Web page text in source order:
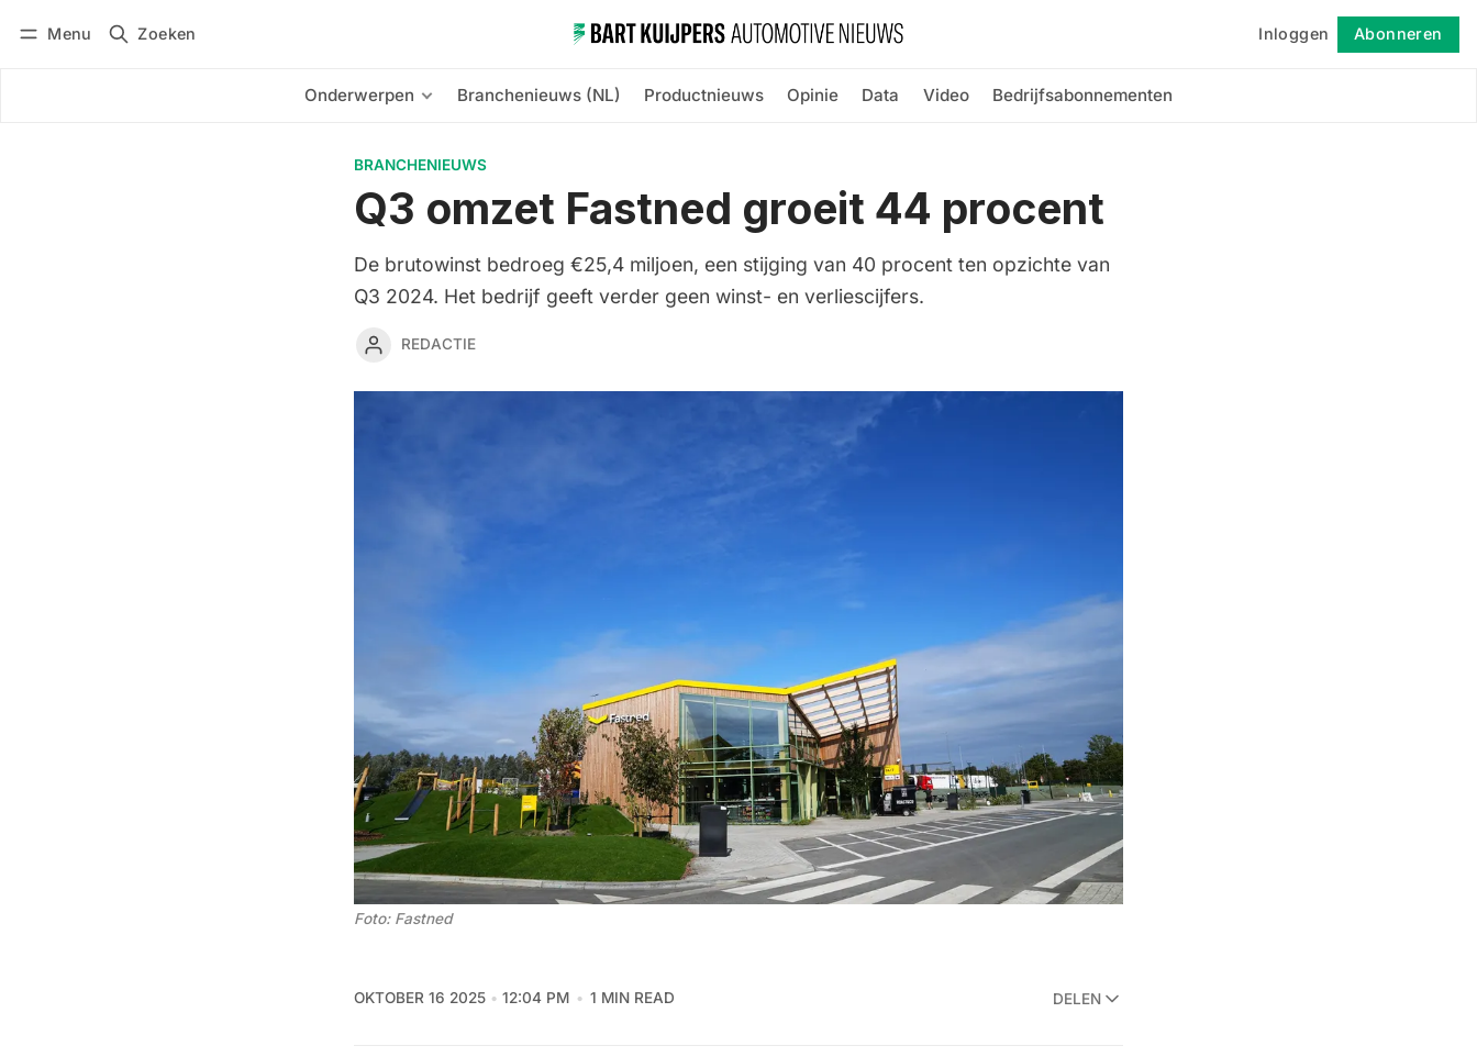
Menu Zoeken Inloggen Abonneren
Onderwerpen Branchenieuws (NL) Productnieuws Opinie Data Video Bedrijfsabonnementen
BRANCHENIEUWS
Q3 omzet Fastned groeit 44 procent
De brutowinst bedroeg €25,4 miljoen, een stijging van 40 procent ten opzichte van
Q3 2024. Het bedrijf geeft verder geen winst- en verliescijfers.
REDACTIE
Foto: Fastned
OKTOBER 16 2025 12:04 PM 1 MIN READ DELEN